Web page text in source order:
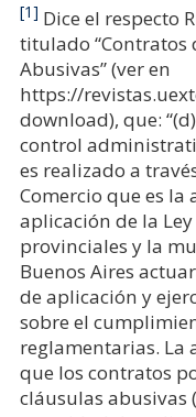
[1] Dice el respecto
titulado “Contratos
Abusivas” (ver en
https://
download), que:
control
es realizado a
Comercio que es
aplicación de la
provinciales y la
Buenos Aires
de aplicación y
sobre el
reglamentarias. La
que los contratos
cláusulas abusivas